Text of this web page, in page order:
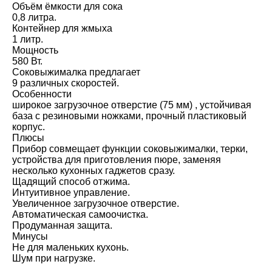
Объём ёмкости для сока
0,8 литра.
Контейнер для жмыха
1 литр.
Мощность
580 Вт.
Соковыжималка предлагает
9 различных скоростей.
Особенности
широкое загрузочное отверстие (75 мм) , устойчивая
база с резиновыми ножками, прочный пластиковый
корпус.
Плюсы
Прибор совмещает функции соковыжималки, терки,
устройства для приготовления пюре, заменяя
несколько кухонных гаджетов сразу.
Щадящий способ отжима.
Интуитивное управление.
Увеличенное загрузочное отверстие.
Автоматическая самоочистка.
Продуманная защита.
Минусы
Не для маленьких кухонь.
Шум при нагрузке.